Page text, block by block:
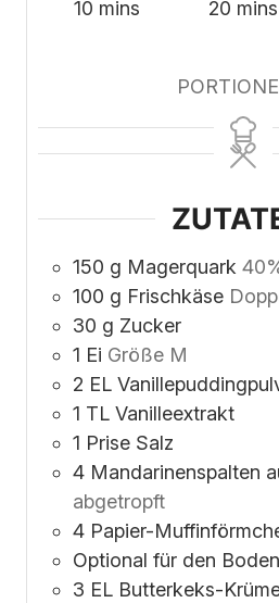
10minutes
mins 20 mins
150 g Magerquark
100 g Frischkäse
30 g Zucker
1 Ei Größe M
2 EL
1 TL Vanilleextrakt
1 Prise Salz
4 Mandarinenspalten
abgetropft
4 Papier-
Optional für den
3 EL Butterkeks-